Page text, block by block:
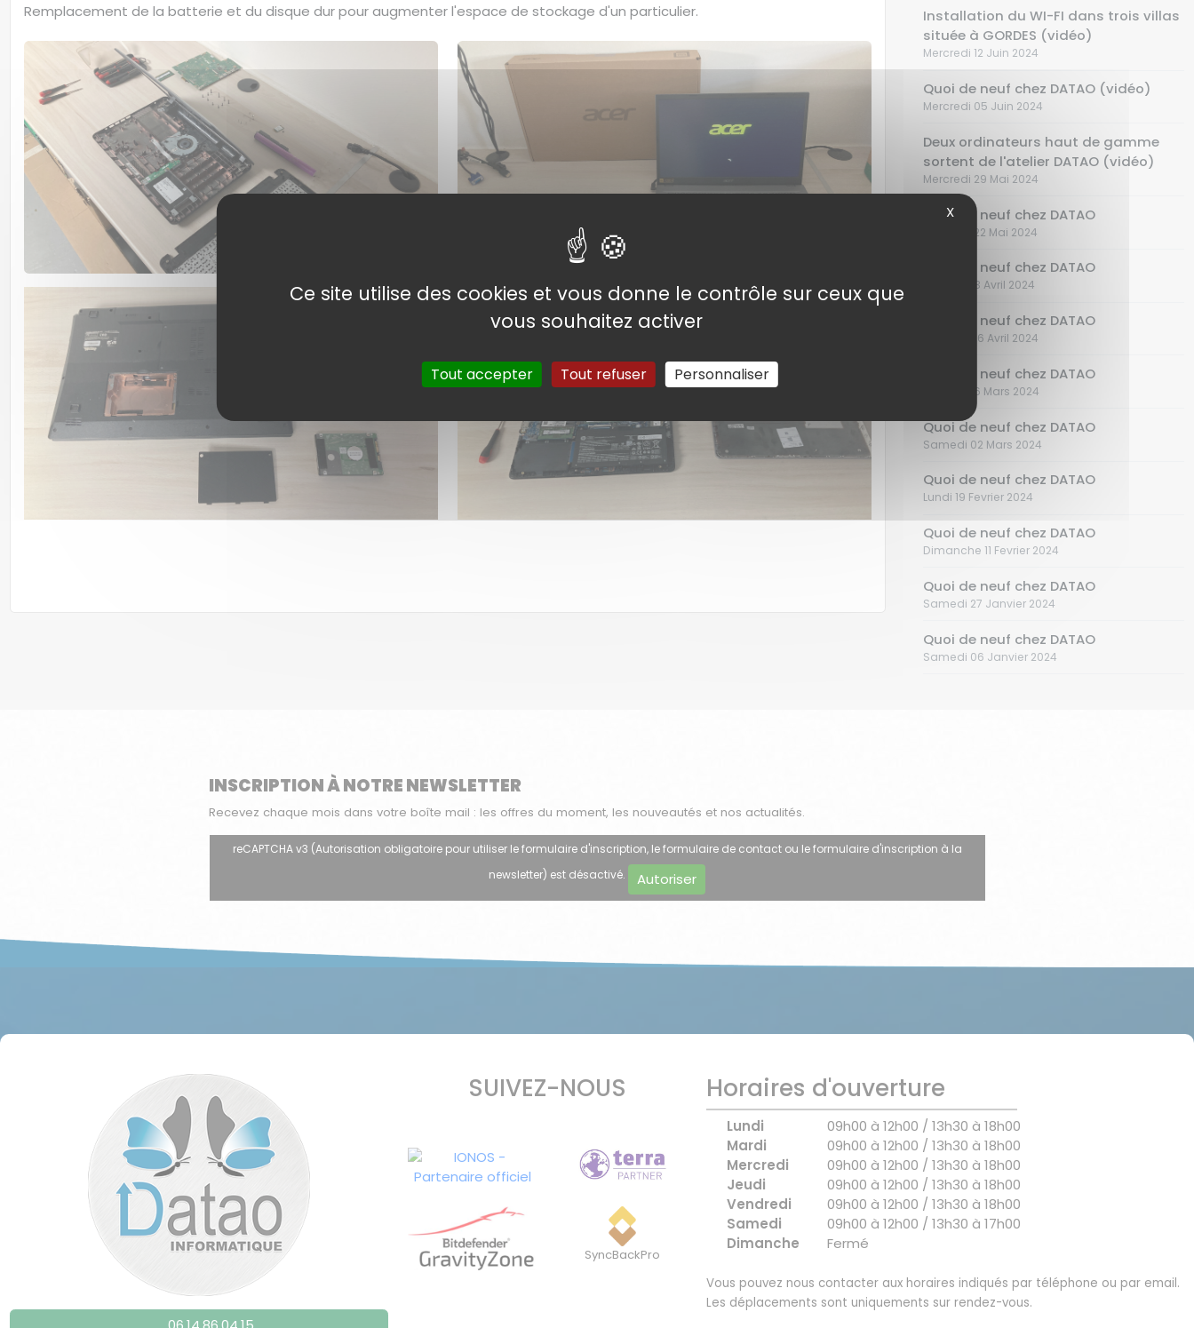
Remplacement de la batterie et du disque dur pour augmenter l'espace de stockage d'un particulier.
Installation du WI-FI dans trois villas
située à GORDES (vidéo)
Mercredi 12 Juin 2024
Quoi de neuf chez DATAO (vidéo)
Mercredi 05 Juin 2024
Deux ordinateurs haut de gamme
sortent de l'atelier DATAO (vidéo)
Mercredi 29 Mai 2024
Quoi de neuf chez DATAO
Mercredi 22 Mai 2024
Quoi de neuf chez DATAO
Samedi 13 Avril 2024
Quoi de neuf chez DATAO
Samedi 06 Avril 2024
Quoi de neuf chez DATAO
Samedi 16 Mars 2024
Quoi de neuf chez DATAO
Samedi 02 Mars 2024
Quoi de neuf chez DATAO
Lundi 19 Fevrier 2024
Quoi de neuf chez DATAO
Dimanche 11 Fevrier 2024
Quoi de neuf chez DATAO
Samedi 27 Janvier 2024
Quoi de neuf chez DATAO
Samedi 06 Janvier 2024
INSCRIPTION À NOTRE NEWSLETTER
Recevez chaque mois dans votre boîte mail : les offres du moment, les nouveautés et nos actualités.
reCAPTCHA v3 (Autorisation obligatoire pour utiliser le formulaire d'inscription, le formulaire de contact ou le formulaire d'inscription à la
newsletter) est désactivé.
Autoriser
SUIVEZ-NOUS
SyncBackPro
Horaires d'ouverture
Lundi
09h00 à 12h00 / 13h30 à 18h00
Mardi
09h00 à 12h00 / 13h30 à 18h00
Mercredi
09h00 à 12h00 / 13h30 à 18h00
Jeudi
09h00 à 12h00 / 13h30 à 18h00
Vendredi
09h00 à 12h00 / 13h30 à 18h00
Samedi
09h00 à 12h00 / 13h30 à 17h00
Dimanche
Fermé
Vous pouvez nous contacter aux horaires indiqués par téléphone ou par email.
Les déplacements sont uniquements sur rendez-vous.
X
Ce site utilise des cookies et vous donne le contrôle sur ceux que
vous souhaitez activer
Tout accepter Tout refuser Personnaliser